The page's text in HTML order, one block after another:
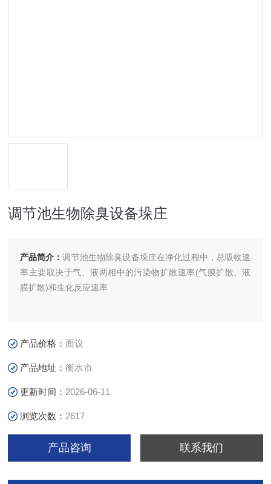
调节池生物除臭设备垛庄
产品简介：调节池生物除臭设备垛庄在净化过程中，总吸收速
率主要取决于气、液两相中的污染物扩散速率(气膜扩散、液
膜扩散)和生化反应速率
产品价格：面议
产品地址：衡水市
更新时间： 2026-06-11
浏览次数： 2617
产品咨询 联系我们